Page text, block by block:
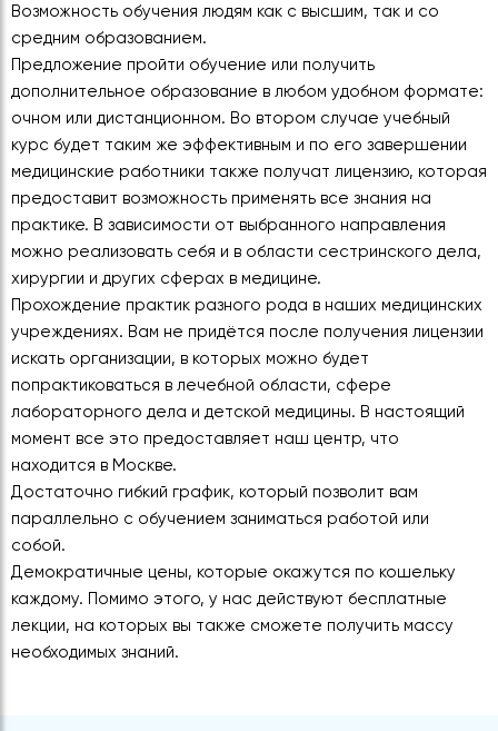
Возможность обучения людям как с высшим, так и со
средним образованием.
Предложение пройти обучение или получить
дополнительное образование в любом удобном формате:
очном или дистанционном. Во втором случае учебный
курс будет таким же эффективным и по его завершении
медицинские работники также получат лицензию, которая
предоставит возможность применять все знания на
практике. В зависимости от выбранного направления
можно реализовать себя и в области сестринского дела,
хирургии и других сферах в медицине.
Прохождение практик разного рода в наших медицинских
учреждениях. Вам не придётся после получения лицензии
искать организации, в которых можно будет
попрактиковаться в лечебной области, сфере
лабораторного дела и детской медицины. В настоящий
момент все это предоставляет наш центр, что
находится в Москве.
Достаточно гибкий график, который позволит вам
параллельно с обучением заниматься работой или
собой.
Демократичные цены, которые окажутся по кошельку
каждому. Помимо этого, у нас действуют бесплатные
лекции, на которых вы также сможете получить массу
необходимых знаний.